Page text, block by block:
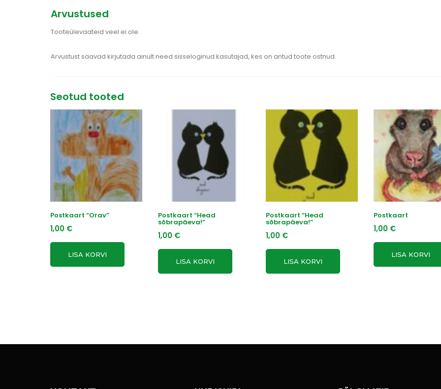
Arvustused
Tooteülevaateid veel ei ole.
Arvustust saavad kirjutada ainult need sisseloginud kasutajad, kes on antud toote ostnud.
Seotud tooted
Postkaart “Orav”
1,00 €
LISA KORVI
Postkaart “Head
sõbrapäeva!”
1,00 €
LISA KORVI
Postkaart “Head
sõbrapäeva!”
1,00 €
LISA KORVI
Postkaart
1,00 €
LISA KORVI